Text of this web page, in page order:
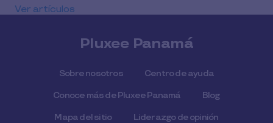
Ver artículos
Pluxee Panamá
Sobre nosotros Centro de ayuda
Conoce más de Pluxee Panamá Blog
Mapa del sitio Liderazgo de opinión